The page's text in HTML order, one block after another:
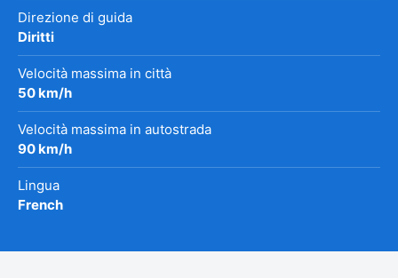
Direzione di guida
Diritti
Velocità massima in città
50 km/h
Velocità massima in autostrada
90 km/h
Lingua
French